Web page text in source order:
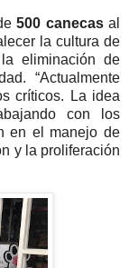
500 canecasal
la cultura de
eliminación de
“Actualmente
críticos. La idea
con los
en el manejo de
y la proliferación